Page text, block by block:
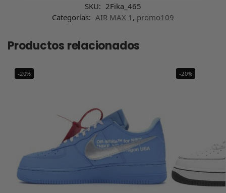
SKU: 2Fika_465
Categorías: AIR MAX 1 , promo109
Productos relacionados
-20% -20%